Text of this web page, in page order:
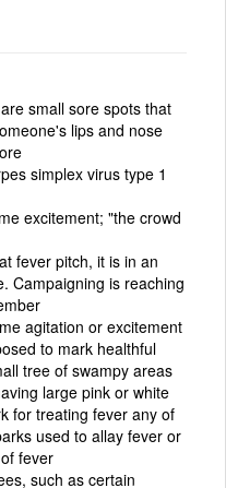
small sore spots that
lips and nose
simplex virus type 1
excitement; "the crowd
fever pitch, it is in an
Campaigning is reaching
agitation or excitement
to mark healthful
tree of swampy areas
large pink or white
for treating fever any of
used to allay fever or
fever
such as certain